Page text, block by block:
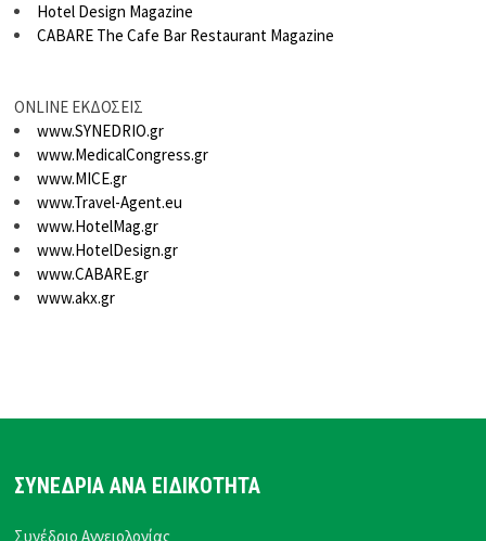
Hotel Design Magazine
CABARE The Cafe Bar Restaurant Magazine
ONLINE ΕΚΔΟΣΕΙΣ
www.SYNEDRIO.gr
www.MedicalCongress.gr
www.MICE.gr
www.Travel-Agent.eu
www.HotelMag.gr
www.HotelDesign.gr
www.CABARE.gr
www.akx.gr
ΣΥΝΕΔΡΙΑ ΑΝΑ ΕΙΔΙΚΟΤΗΤΑ
Συνέδριο Αγγειολογίας